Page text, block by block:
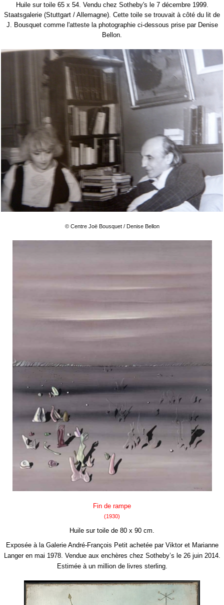
Huile sur toile 65 x 54. Vendu chez Sotheby's le 7 décembre 1999.
Staatsgalerie (Stuttgart / Allemagne). Cette toile se trouvait à côté du lit de
J. Bousquet comme l'atteste la photographie ci-dessous prise par Denise
Bellon.
© Centre Joë Bousquet / Denise Bellon
Fin de rampe
(1930)
Huile sur toile de 80 x 90 cm.
Exposée à la Galerie André-François Petit achetée par Viktor et Marianne
Langer en mai 1978. Vendue aux enchères chez Sotheby’s le 26 juin 2014.
Estimée à un million de livres sterling.